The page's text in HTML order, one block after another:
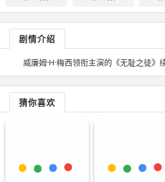
剧情介绍
威廉姆·H·梅西领衔主演的《无耻之徒》
猜你喜欢